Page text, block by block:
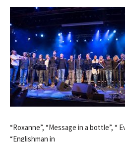
“Roxanne”, “Message in a bottle”, “
“Englishman in